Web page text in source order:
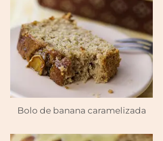
Bolo de banana caramelizada